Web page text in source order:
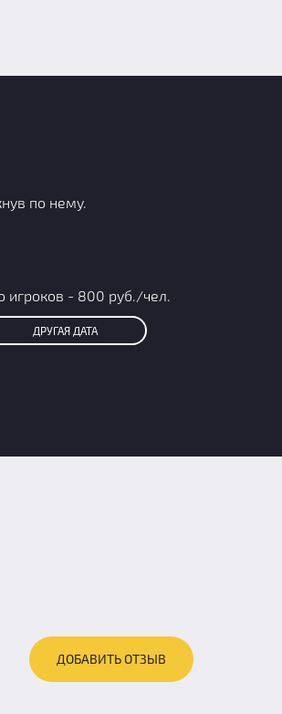
по нему.
игроков - 800 руб./чел.
ДРУГАЯ ДАТА
ДОБАВИТЬ ОТЗЫВ